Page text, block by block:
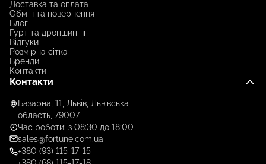
Доставка та оплата
Обмін та повернення
Блог
Гурт та дропшипінг
Відгуки
Розмірна сітка
Бренди
Контакти
Контакти
Базарна, 11, Львів, Львівська
область, 79007
Час роботи: з 08:30 до 18:00
sales@fortune.com.ua
+380 (93) 115-17-15